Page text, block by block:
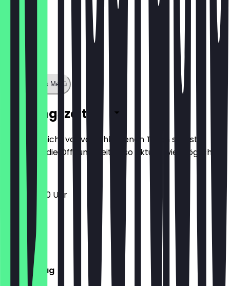
Zeige ganzes Menü
Öffnungszeiten
Damit du nicht vor verschlossenen Türen stehst,
halten wir die Öffnungszeiten so aktuell wie möglich.
11:00 - 23:00 Uhr
Montag
Dienstag
Mittwoch
Donnerstag
Freitag